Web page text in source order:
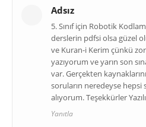
Adsız
5. Sınıf için Robotik
derslerin pdfsi olsa güzel
ve Kuran-i Kerim çünkü
yazıyorum ve yarın son
var. Gerçekten
soruların neredeyse hepsi
alıyorum. Teşekkürler
Yanıtla